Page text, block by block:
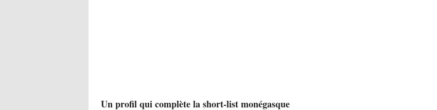
Un profil qui complète la short-list monégasque